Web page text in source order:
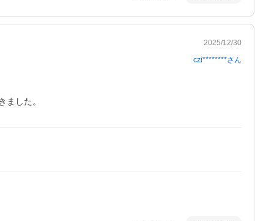
2025/12/30
czi********さん
した。